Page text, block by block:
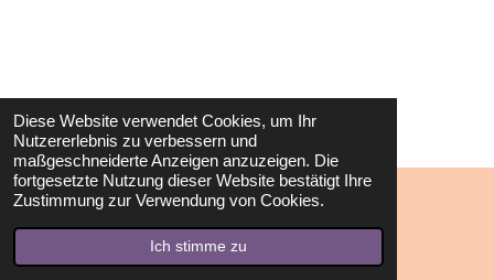
Diese Website verwendet Cookies, um Ihr
Nutzererlebnis zu verbessern und
maßgeschneiderte Anzeigen anzuzeigen. Die
fortgesetzte Nutzung dieser Website bestätigt Ihre
Zustimmung zur Verwendung von Cookies.
Ich stimme zu
© 2023 - 2026 Heilsame Schwingungen
Mit Unterstützung von